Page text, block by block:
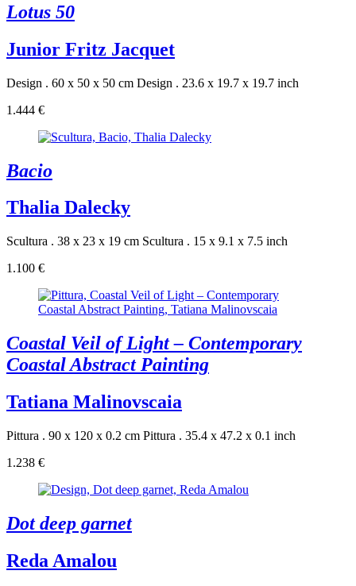
Lotus 50
Junior Fritz Jacquet
Design . 60 x 50 x 50 cm Design . 23.6 x 19.7 x 19.7 inch
1.444 €
Bacio
Thalia Dalecky
Scultura . 38 x 23 x 19 cm Scultura . 15 x 9.1 x 7.5 inch
1.100 €
Coastal Veil of Light – Contemporary
Coastal Abstract Painting
Tatiana Malinovscaia
Pittura . 90 x 120 x 0.2 cm Pittura . 35.4 x 47.2 x 0.1 inch
1.238 €
Dot deep garnet
Reda Amalou